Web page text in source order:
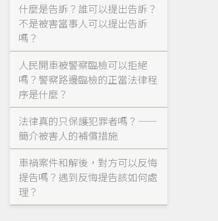
什麼是告訴？誰可以提出告訴？
不是被害當事人可以提出告訴
嗎？
人民開車被警察臨檢可以拒絕
嗎？警察路邊臨檢的正當法律程
序是什麼？
法律真的只保護犯罪者嗎？——
簡介被害人的補償措施
車禍案件和解後，對方可以反悔
提告嗎？遇到反悔提告該如何處
理？